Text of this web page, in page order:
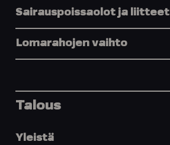
Sairauspoissaolot ja liitteet
Lomarahojen vaihto
Talous
Yleistä